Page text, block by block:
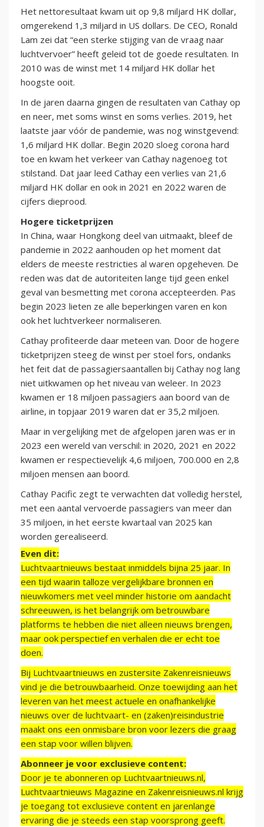
Het nettoresultaat kwam uit op 9,8 miljard HK dollar,
omgerekend 1,3 miljard in US dollars. De CEO, Ronald
Lam zei dat “een sterke stijging van de vraag naar
luchtvervoer” heeft geleid tot de goede resultaten. In
2010 was de winst met 14 miljard HK dollar het
hoogste ooit.
In de jaren daarna gingen de resultaten van Cathay op
en neer, met soms winst en soms verlies. 2019, het
laatste jaar vóór de pandemie, was nog winstgevend:
1,6 miljard HK dollar. Begin 2020 sloeg corona hard
toe en kwam het verkeer van Cathay nagenoeg tot
stilstand. Dat jaar leed Cathay een verlies van 21,6
miljard HK dollar en ook in 2021 en 2022 waren de
cijfers dieprood.
Hogere ticketprijzen
In China, waar Hongkong deel van uitmaakt, bleef de
pandemie in 2022 aanhouden op het moment dat
elders de meeste restricties al waren opgeheven. De
reden was dat de autoriteiten lange tijd geen enkel
geval van besmetting met corona accepteerden. Pas
begin 2023 lieten ze alle beperkingen varen en kon
ook het luchtverkeer normaliseren.
Cathay profiteerde daar meteen van. Door de hogere
ticketprijzen steeg de winst per stoel fors, ondanks
het feit dat de passagiersaantallen bij Cathay nog lang
niet uitkwamen op het niveau van weleer. In 2023
kwamen er 18 miljoen passagiers aan boord van de
airline, in topjaar 2019 waren dat er 35,2 miljoen.
Maar in vergelijking met de afgelopen jaren was er in
2023 een wereld van verschil: in 2020, 2021 en 2022
kwamen er respectievelijk 4,6 miljoen, 700.000 en 2,8
miljoen mensen aan boord.
Cathay Pacific zegt te verwachten dat volledig herstel,
met een aantal vervoerde passagiers van meer dan
35 miljoen, in het eerste kwartaal van 2025 kan
worden gerealiseerd.
Even dit:
Luchtvaartnieuws bestaat inmiddels bijna 25 jaar. In
een tijd waarin talloze vergelijkbare bronnen en
nieuwkomers met veel minder historie om aandacht
schreeuwen, is het belangrijk om betrouwbare
platforms te hebben die niet alleen nieuws brengen,
maar ook perspectief en verhalen die er echt toe
doen.
Bij Luchtvaartnieuws en zustersite Zakenreisnieuws
vind je die betrouwbaarheid. Onze toewijding aan het
leveren van het meest actuele en onafhankelijke
nieuws over de luchtvaart- en (zaken)reisindustrie
maakt ons een onmisbare bron voor lezers die graag
een stap voor willen blijven.
Abonneer je voor exclusieve content:
Door je te abonneren op Luchtvaartnieuws.nl,
Luchtvaartnieuws Magazine en Zakenreisnieuws.nl krijg
je toegang tot exclusieve content en jarenlange
ervaring die je steeds een stap voorsprong geeft.